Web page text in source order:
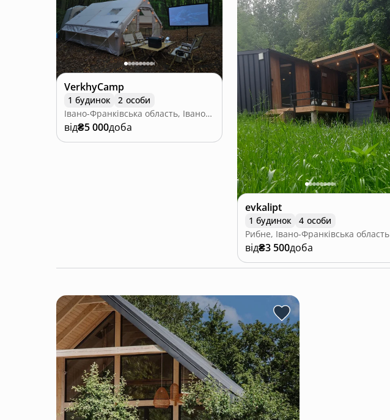
VerkhyCamp
1 будинок
2 особи
Івано-Франківська область, Івано-Франківська область
від₴5 000доба
evkalipt
1 будинок
4 особи
Рибне, Івано-Франківська область
від₴3 500доба